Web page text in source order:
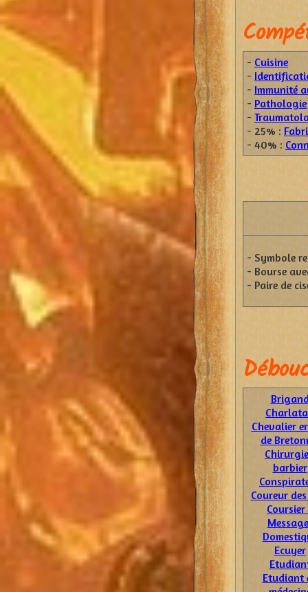
- Cuisine
-
- Immunité
- Pathologie
-
- 25% :
- 40% :
- Symbole
- Bourse
- Paire de
Chevalier
de
barbier
Coureur
Ecuyer
Etudiant